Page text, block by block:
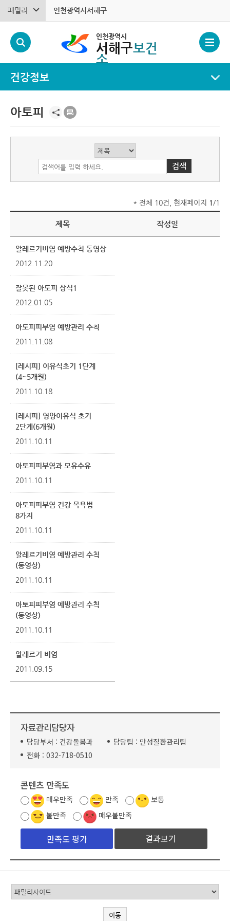
패밀리 인천광역시서해구
인천광역시
서해구보건
소
건강정보
아토피
* 전체 10건, 현재페이지 1/1
제목 작성일
알레르기비염 예방수칙 동영상
2012.11.20
잘못된 아토피 상식1
2012.01.05
아토피피부염 예방관리 수칙
2011.11.08
[레시피] 이유식초기 1단계
(4~5개월)
2011.10.18
[레시피] 영양이유식 초기
2단계(6개월)
2011.10.11
아토피피부염과 모유수유
2011.10.11
아토피피부염 건강 목욕법
8가지
2011.10.11
알레르기비염 예방관리 수칙
(동영상)
2011.10.11
아토피피부염 예방관리 수칙
(동영상)
2011.10.11
알레르기 비염
2011.09.15
자료관리담당자
담당부서 : 건강돌봄과 담당팀 : 만성질환관리팀
전화 : 032-718-0510
콘텐츠 만족도
매우만족 만족
보통
불만족
매우불만족
결과보기